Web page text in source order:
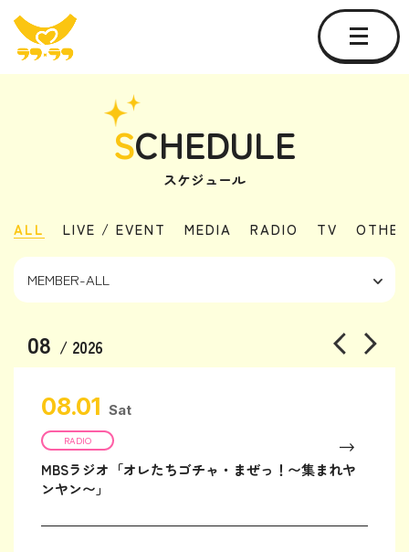
SCHEDULE
スケジュール
ALL LIVE / EVENT MEDIA RADIO TV OTHER
08 / 2026
08.01 Sat
RADIO
MBSラジオ「オレたちゴチャ・まぜっ！〜集まれヤ
ンヤン〜」